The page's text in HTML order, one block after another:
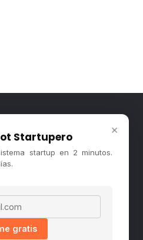
×
Startupero
startup en 2 minutos.
gratis